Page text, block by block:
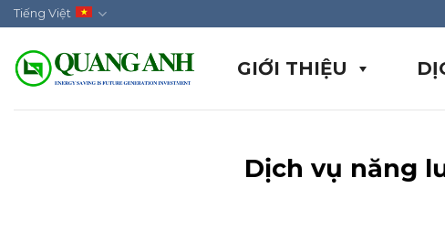
Skip
to
content
Tiếng Việt
GIỚI THIỆU
Dịch vụ năng